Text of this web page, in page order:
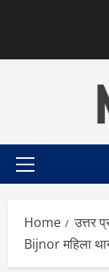
Primary
Home
उत्तर
Bijnor महिला